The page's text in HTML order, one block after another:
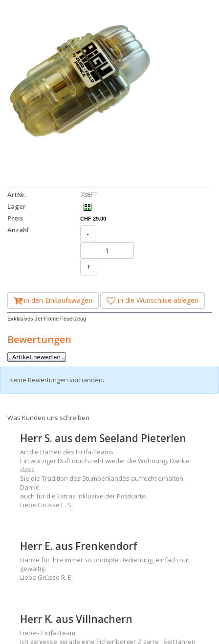
ArtNr.
738FT
Lager
Preis
CHF 29.00
Anzahl -
+
in den Einkaufswagen in die Wunschlise ablegen
Exklusives Jet-Flame Feuerzeug
Bewertungen
Keine Bewertungen vorhanden.
Was Kunden uns schreiben
Herr S. aus dem Seeland Pieterlen
An die Damen des Eicifa-Teams
Ein würziger Duft durchzieht wieder die Wohnung. Danke,
dass
Sie die Tradition des Stumpenlandes aufrecht erhalten.
Danke
auch für die Extras inklusive der Postkarte.
Liebe Grüsse E. S.
Herr E. aus Frenkendorf
Danke für Ihre immer so prompte Bedienung, einfach nur
gewaltig.
Liebe Grüsse R. E.
Herr K. aus Villnachern
Liebes Eicifa-Team
Ich geniesse gerade eine Eichenberger Zigarre . Seit Jahren